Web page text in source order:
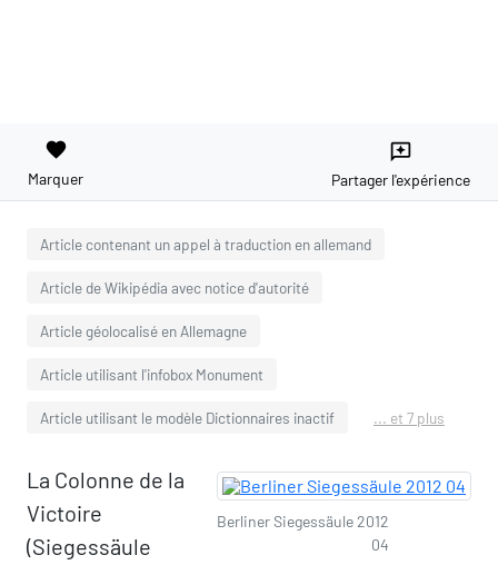
favorite
Marquer
reviews
Partager l'expérience
Article contenant un appel à traduction en allemand
Article de Wikipédia avec notice d'autorité
Article géolocalisé en Allemagne
Article utilisant l'infobox Monument
Article utilisant le modèle Dictionnaires inactif ... et 7 plus
Berliner Siegessäule 2012
04
La Colonne de la
Victoire
(Siegessäule